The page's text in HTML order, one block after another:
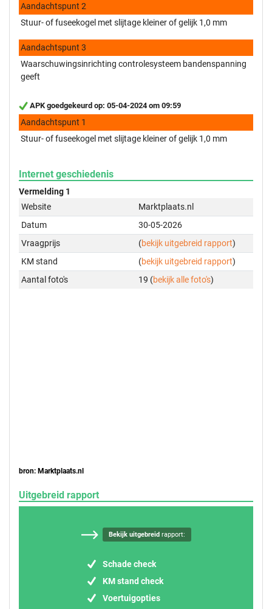
Aandachtspunt 2
Stuur- of fuseekogel met slijtage kleiner of gelijk 1,0 mm
Aandachtspunt 3
Waarschuwingsinrichting controlesysteem bandenspanning
geeft
APK goedgekeurd op: 05-04-2024 om 09:59
Aandachtspunt 1
Stuur- of fuseekogel met slijtage kleiner of gelijk 1,0 mm
Internet geschiedenis
Vermelding 1
Website
Marktplaats.nl
Datum
30-05-2026
Vraagprijs
(bekijk uitgebreid rapport)
KM stand
(bekijk uitgebreid rapport)
Aantal foto's
19 (bekijk alle foto's)
bron: Marktplaats.nl
Uitgebreid rapport
Bekijk uitgebreidrapport:
Schade check
KM stand check
Voertuigopties